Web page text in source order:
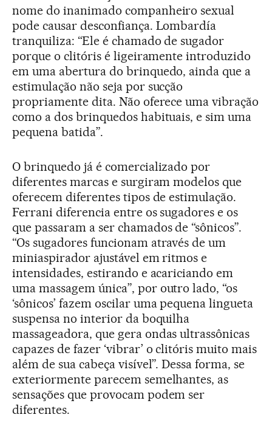
nome do inanimado companheiro sexual
pode causar desconfiança. Lombardía
tranquiliza: “Ele é chamado de sugador
porque o clitóris é ligeiramente introduzido
em uma abertura do brinquedo, ainda que a
estimulação não seja por sucção
propriamente dita. Não oferece uma vibração
como a dos brinquedos habituais, e sim uma
pequena batida”.
O brinquedo já é comercializado por
diferentes marcas e surgiram modelos que
oferecem diferentes tipos de estimulação.
Ferrani diferencia entre os sugadores e os
que passaram a ser chamados de “sônicos”.
“Os sugadores funcionam através de um
miniaspirador ajustável em ritmos e
intensidades, estirando e acariciando em
uma massagem única”, por outro lado, “os
‘sônicos’ fazem oscilar uma pequena lingueta
suspensa no interior da boquilha
massageadora, que gera ondas ultrassônicas
capazes de fazer ‘vibrar’ o clitóris muito mais
além de sua cabeça visível”. Dessa forma, se
exteriormente parecem semelhantes, as
sensações que provocam podem ser
diferentes.